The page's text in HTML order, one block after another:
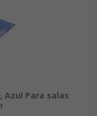
Azul Para salas